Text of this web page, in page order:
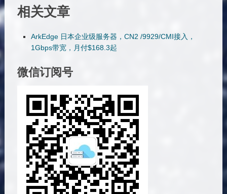
相关文章
ArkEdge 日本企业级服务器，CN2 /9929/CMI接入，
1Gbps带宽，月付$168.3起
微信订阅号